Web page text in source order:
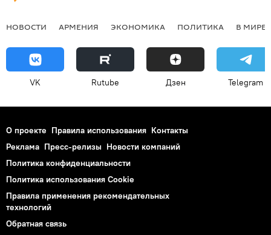
НОВОСТИ АРМЕНИЯ ЭКОНОМИКА ПОЛИТИКА В МИРЕ
VK Rutube Дзен Telegram
О проекте Правила использования Контакты
Реклама Пресс-релизы Новости компаний
Политика конфиденциальности
Политика использования Cookie
Правила применения рекомендательных
технологий
Обратная связь